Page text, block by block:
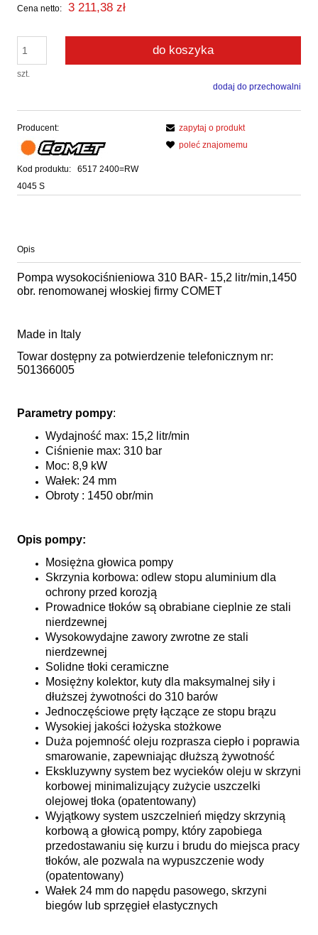
Cena netto: 3 211,38 zł
szt.
do koszyka
dodaj do przechowalni
Producent:
Kod produktu:
6517 2400=RW
4045 S
zapytaj o produkt
poleć znajomemu
Opis
Pompa wysokociśnieniowa 310 BAR- 15,2 litr/min,1450
obr. renomowanej włoskiej firmy COMET
Made in Italy
Towar dostępny za potwierdzenie telefonicznym nr:
501366005
Parametry pompy:
Wydajność max: 15,2 litr/min
Ciśnienie max: 310 bar
Moc: 8,9 kW
Wałek: 24 mm
Obroty : 1450 obr/min
Opis pompy:
Mosiężna głowica pompy
Skrzynia korbowa: odlew stopu aluminium dla
ochrony przed korozją
Prowadnice tłoków są obrabiane cieplnie ze stali
nierdzewnej
Wysokowydajne zawory zwrotne ze stali
nierdzewnej
Solidne tłoki ceramiczne
Mosiężny kolektor, kuty dla maksymalnej siły i
dłuższej żywotności do 310 barów
Jednoczęściowe pręty łączące ze stopu brązu
Wysokiej jakości łożyska stożkowe
Duża pojemność oleju rozprasza ciepło i poprawia
smarowanie, zapewniając dłuższą żywotność
Ekskluzywny system bez wycieków oleju w skrzyni
korbowej minimalizujący zużycie uszczelki
olejowej tłoka (opatentowany)
Wyjątkowy system uszczelnień między skrzynią
korbową a głowicą pompy, który zapobiega
przedostawaniu się kurzu i brudu do miejsca pracy
tłoków, ale pozwala na wypuszczenie wody
(opatentowany)
Wałek 24 mm do napędu pasowego, skrzyni
biegów lub sprzęgieł elastycznych